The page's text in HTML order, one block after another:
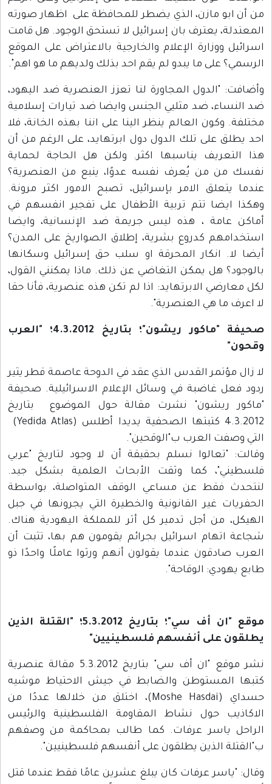
من أن ابو مازن، الذي يضطر للمحافظة على اظهار صورته
المعتدلة، يعترف بان إسرائيل لا تستحق الوجود. هل قامت
اسرائيل ووزارة الإعلام والخارجية بالاعتراض على الموقع
الرسمي؟ على ما يبدو لم يقم احد بذلك ولديهم ما هو اهم".
وأضافت: "الدول المجاورة لنا تعزز العنصرية ضد اليهود،
ضد النساء، ضد مثليي الجنس وايضا ضد تيارات إسلامية
مختلفة. وكون العالم ينظر الينا على اننا بهذه الخانة، فلا
احد يطلق على تلك الدول دول ابرتهايد، على الرغم من أن
هذا التعريف يناسبها اكثر. ولكن هل الحاجة لحماية
نفسك من من يُعرف نفسه عدوًا، ينبع من العنصرية؟
عندما يتعلق الامر بإسرائيل، تصبح الامور اكثر مرونة.
وهكذا ايضا تتم تربية الأطفال على تفجير انفسهم في
أماكن عامة ، هذه ليس جريمة ضد الإنسانية، وايضا
استخدامهم كدروع بشرية، إطلاق الصواريخ على المدن؟
أيضا لا. انكار المحرقة او سلب حق إسرائيل وسكانها
بالوجود؟ هل يمكن التغاضي عن ذلك. ماذا يمكنني القول،
لكل معارضي الابرتهايد: اذا لم تكن هذه عنصرية، فأنا حقا
لا اعرف ما هي العنصرية".
صحيفة "ماكور ريشون"؛ بتاريخ 4.3.2012؛ "العرب
وقحون"
لا زال مؤتمر القدس الذي عقد في الدوحة عاصمة قطر يثير
ردود فعل غاضبة في وسائل الإعلام الاسرائيلية. صحيفة
"ماكور ريشون" نشرت مقالة حول الموضوع بتاريخ
4.3.2012 كتبتها الصحفية يديدا أطلس (Yedida Atlas)
التي وصفت العرب ب"الوقحين".
وقالت: "تعالوا نسلم بحقيقة أن لا وجود لتاريخ "عربي
فلسطيني"، كما وثقت الأبحاث العلمية بشكل جيد.
لنتحدث فقط عن مساعي الوقف المتواصلة، بواسطة
الحفريات غير القانونية والخطيرة التي يجرونها في جبل
الهيكل، من أجل تدمير كل أثر للمملكة اليهودية هناك.
شجاعة اتهام اسرائيل بجرائم يقومون هم بها، تثبت أن
العرب صادقون عندما يقولون أنهم ورثوا عاملًا واحدًا ذو
طابع يهودي: الوقاحة".
موقع "ان أف سي"؛ بتاريخ 5.3.2012؛ "القتلة الذين
يطلقون على أنفسهم فلسطينيين"
نشر موقع "ان أف سي" بتاريخ 5.3.2012 مقالة عنصرية
كتبها المستوطن والضابط في جيش الاحتياط موشيه
حسداي (Moshe Hasdai)، اختلق من خلالها عددًا من
الاكاذيب حول نشاط المقاومة الفلسطينية والرئيس
الراحل ياسر عرفات. كما طالب بمحاكمة من وصفهم
ب"القتلة الذين يطلقون على أنفسهم فلسطينيين".
وقال: "ياسر عرفات كان يبلغ عشرين عامًا فقط عندما قتل